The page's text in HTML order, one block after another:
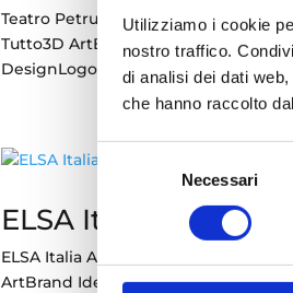
Utilizziamo i cookie
nostro traffico.
di analisi dei dati
che hanno raccolto
Selezione
Necessari
Teatro Petruzzelli di Bari Logo
Tutto3D ArtBrand IdentityGraphic
DesignLogo DesignWeb Design
ELSA Italia Alumni
ELSA Italia Alumni Brand Identity –
ArtBrand IdentityGraphic